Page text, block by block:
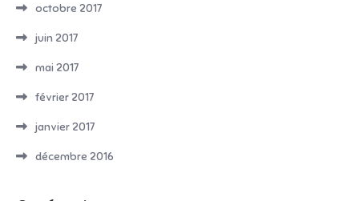
octobre 2017
juin 2017
mai 2017
février 2017
janvier 2017
décembre 2016